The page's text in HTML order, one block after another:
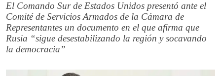
El Comando Sur de Estados Unidos presentó ante el
Comité de Servicios Armados de la Cámara de
Representantes un documento en el que afirma que
Rusia “sigue desestabilizando la región y socavando
la democracia”